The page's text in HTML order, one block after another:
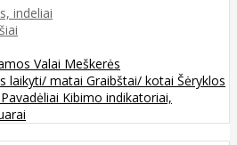
indeliai
Valai Meškerės
laikyti/ matai Graibštai/ kotai Šėryklos
Pavadėliai Kibimo indikatoriai,